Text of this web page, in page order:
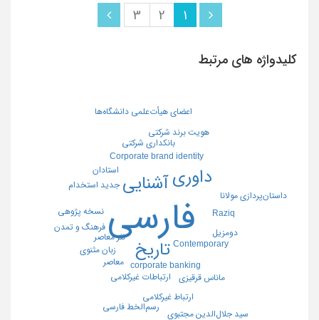
1
2
3
کلیدواژه های مرتبط
فارسی
آشنایی
تاریخ
داوری
Contemporary
corporate banking
Corporate brand identity
Raziq
ارتباطات غیرکلامی
بانکداری شرکتی
جدید استخدام
زبان مثنوی
ماناس قرقیزی
معاصر
نثر معاصر
نسخه پژوهي
هویت برند شرکتی
ارتباط غیرکلامی
استادان
اعضای هیأت‌علمی دانشگاه‌ها
داستان‌پردازی مولانا
دومزیل
رسم‌الخط فارسی
سید جلال‌الدین مجتبوی
فرهنگ و تمدن